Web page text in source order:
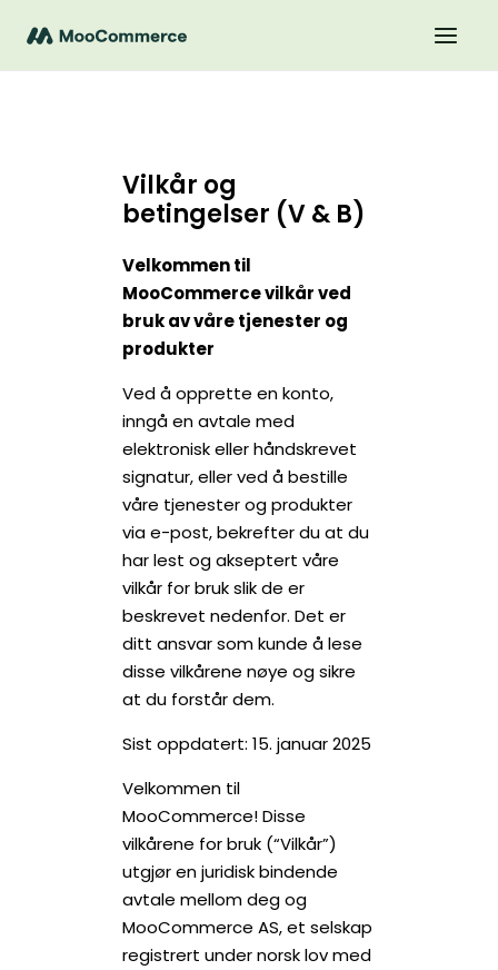
Vilkår og
betingelser (V & B)
Velkommen til
MooCommerce vilkår ved
bruk av våre tjenester og
produkter
Ved å opprette en konto,
inngå en avtale med
elektronisk eller håndskrevet
signatur, eller ved å bestille
våre tjenester og produkter
via e-post, bekrefter du at du
har lest og akseptert våre
vilkår for bruk slik de er
beskrevet nedenfor. Det er
ditt ansvar som kunde å lese
disse vilkårene nøye og sikre
at du forstår dem.
Sist oppdatert: 15. januar 2025
Velkommen til
MooCommerce! Disse
vilkårene for bruk (“Vilkår”)
utgjør en juridisk bindende
avtale mellom deg og
MooCommerce AS, et selskap
registrert under norsk lov med